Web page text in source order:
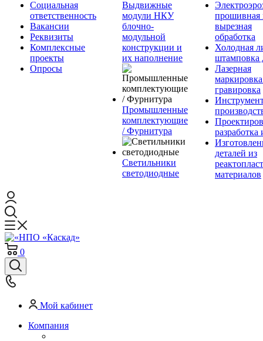
Социальная
ответственность
Вакансии
Реквизиты
Комплексные
проекты
Опросы
Выдвижные
модули НКУ
блочно-
модульной
конструкции и
их наполнение
Промышленные
комплектующие
/ Фурнитура
Светильники
светодиодные
прошивная
вырезная
обработка
Холодная
штамповка
Лазерная
гравировка
разработка
деталей из
материалов
0
Мой кабинет
Компания